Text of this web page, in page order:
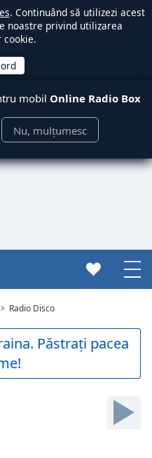
. Continuând să utilizezi acest
noastre privind utilizarea
cookie.
mobil Online Radio Box
Nu, mulțumesc
Radio Disco
Păstrați pacea